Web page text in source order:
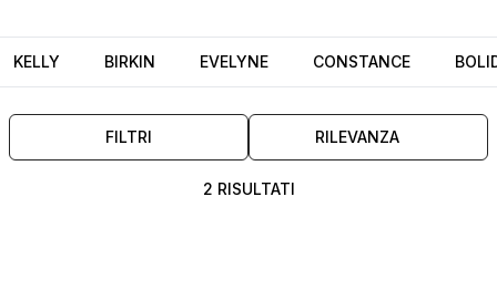
KELLY BIRKIN EVELYNE CONSTANCE
FILTRI RILEVANZA
2 RISULTATI